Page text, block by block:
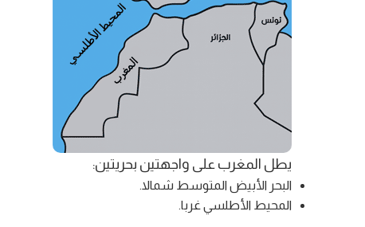
يطل المغرب على واجهتين بحريتين:
البحر الأبيض المتوسط شمالا.
المحيط الأطلسي غربا.